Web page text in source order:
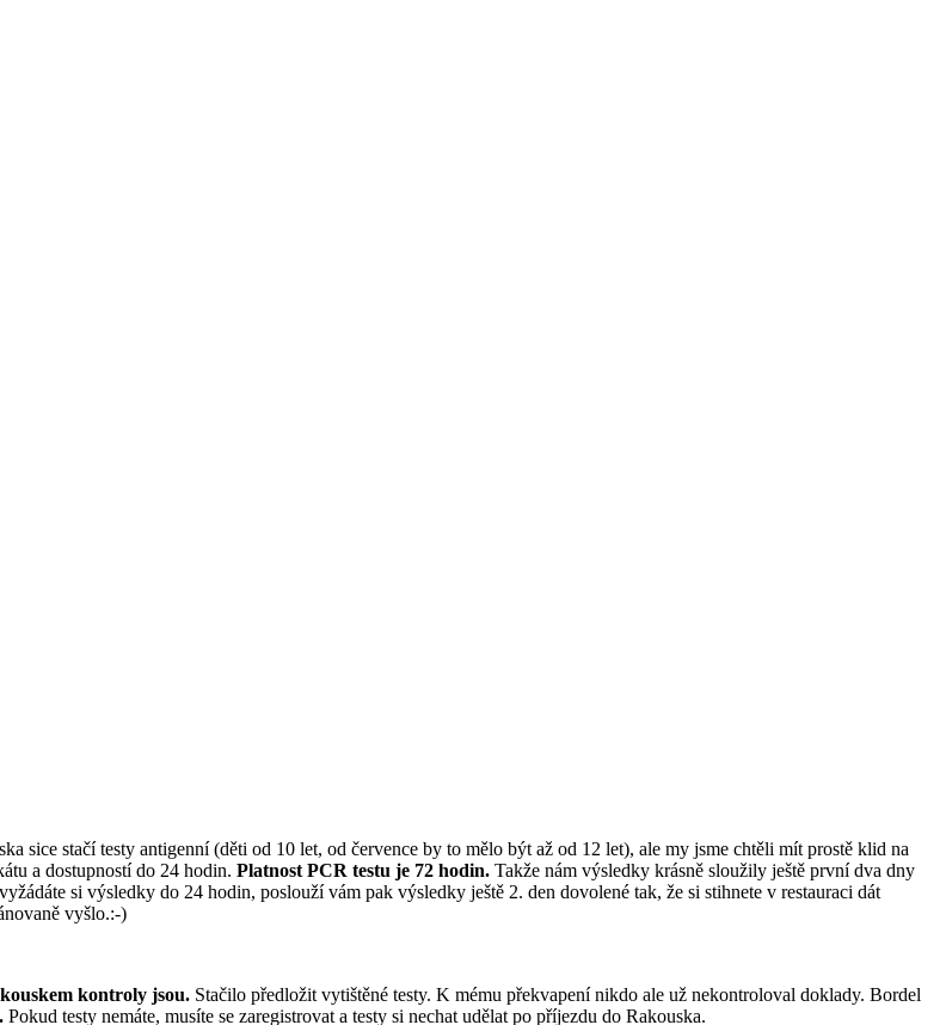
sice stačí testy antigenní (děti od 10 let, od července by to mělo být až od 12 let), ale my jsme chtěli mít prostě klid na
a dostupností do 24 hodin. Platnost PCR testu je 72 hodin. Takže nám výsledky krásně sloužily ještě první dva dny
si výsledky do 24 hodin, poslouží vám pak výsledky ještě 2. den dovolené tak, že si stihnete v restauraci dát
vyšlo.:-)
kontroly jsou. Stačilo předložit vytištěné testy. K mému překvapení nikdo ale už nekontroloval doklady. Bordel
Pokud testy nemáte, musíte se zaregistrovat a testy si nechat udělat po příjezdu do Rakouska.